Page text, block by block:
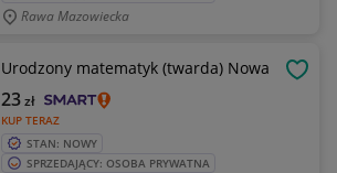
Rawa Mazowiecka
Urodzony matematyk (twarda) Nowa
KUP TERAZ
23zł
STAN: NOWY
SPRZEDAJĄCY: OSOBA PRYWATNA